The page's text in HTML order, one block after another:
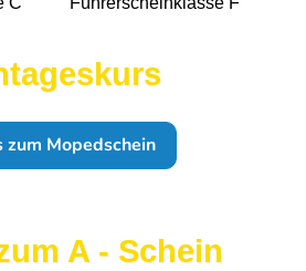
zum Mopedschein
A - Schein